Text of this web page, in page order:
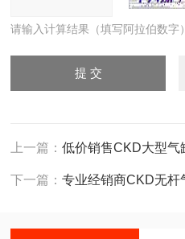
请输入计算结果（填写阿拉伯数字
上一篇：低价销售CKD大型气
下一篇：专业经销商CKD无杆